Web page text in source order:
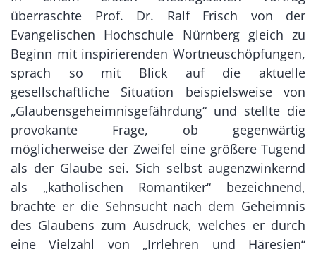
überraschte Prof. Dr. Ralf Frisch von der
Evangelischen Hochschule Nürnberg gleich zu
Beginn mit inspirierenden Wortneuschöpfungen,
sprach so mit Blick auf die aktuelle
gesellschaftliche Situation beispielsweise von
„Glaubensgeheimnisgefährdung“ und stellte die
provokante Frage, ob gegenwärtig
möglicherweise der Zweifel eine größere Tugend
als der Glaube sei. Sich selbst augenzwinkernd
als „katholischen Romantiker“ bezeichnend,
brachte er die Sehnsucht nach dem Geheimnis
des Glaubens zum Ausdruck, welches er durch
eine Vielzahl von „Irrlehren und Häresien“